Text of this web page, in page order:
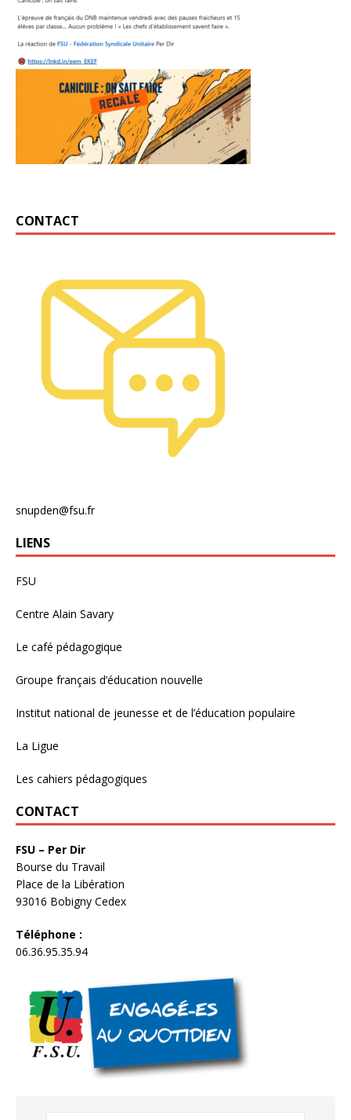
CONTACT
snupden@fsu.fr
LIENS
FSU
Centre Alain Savary
Le café pédagogique
Groupe français d’éducation nouvelle
Institut national de jeunesse et de l’éducation populaire
La Ligue
Les cahiers pédagogiques
CONTACT
FSU – Per Dir
Bourse du Travail
Place de la Libération
93016 Bobigny Cedex
Téléphone :
06.36.95.35.94